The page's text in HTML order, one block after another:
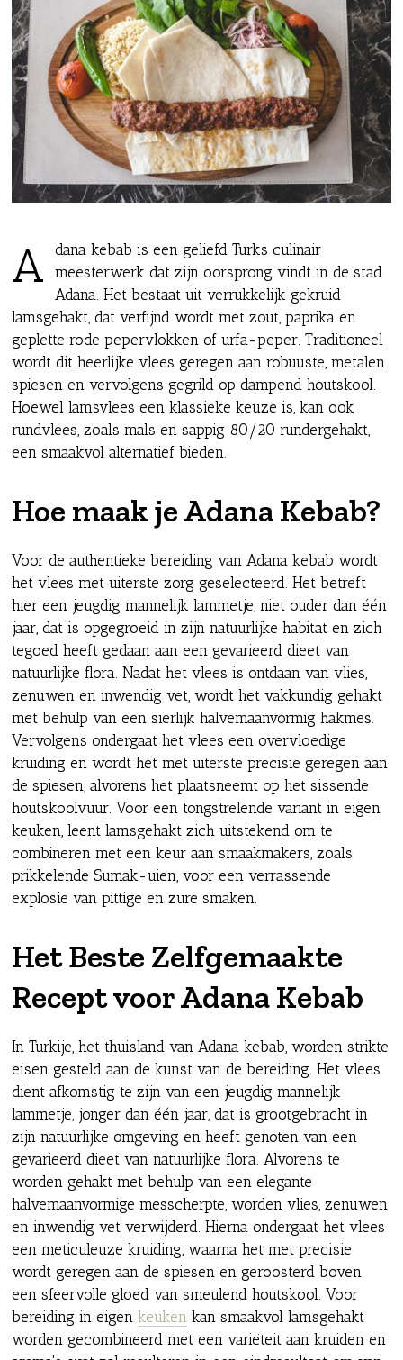
Adana kebab is een geliefd Turks culinair
meesterwerk dat zijn oorsprong vindt in de stad
Adana. Het bestaat uit verrukkelijk gekruid
lamsgehakt, dat verfijnd wordt met zout, paprika en
geplette rode pepervlokken of urfa-peper. Traditioneel
wordt dit heerlijke vlees geregen aan robuuste, metalen
spiesen en vervolgens gegrild op dampend houtskool.
Hoewel lamsvlees een klassieke keuze is, kan ook
rundvlees, zoals mals en sappig 80/20 rundergehakt,
een smaakvol alternatief bieden.
Hoe maak je Adana Kebab?
Voor de authentieke bereiding van Adana kebab wordt
het vlees met uiterste zorg geselecteerd. Het betreft
hier een jeugdig mannelijk lammetje, niet ouder dan één
jaar, dat is opgegroeid in zijn natuurlijke habitat en zich
tegoed heeft gedaan aan een gevarieerd dieet van
natuurlijke flora. Nadat het vlees is ontdaan van vlies,
zenuwen en inwendig vet, wordt het vakkundig gehakt
met behulp van een sierlijk halvemaanvormig hakmes.
Vervolgens ondergaat het vlees een overvloedige
kruiding en wordt het met uiterste precisie geregen aan
de spiesen, alvorens het plaatsneemt op het sissende
houtskoolvuur. Voor een tongstrelende variant in eigen
keuken, leent lamsgehakt zich uitstekend om te
combineren met een keur aan smaakmakers, zoals
prikkelende Sumak-uien, voor een verrassende
explosie van pittige en zure smaken.
Het Beste Zelfgemaakte
Recept voor Adana Kebab
In Turkije, het thuisland van Adana kebab, worden strikte
eisen gesteld aan de kunst van de bereiding. Het vlees
dient afkomstig te zijn van een jeugdig mannelijk
lammetje, jonger dan één jaar, dat is grootgebracht in
zijn natuurlijke omgeving en heeft genoten van een
gevarieerd dieet van natuurlijke flora. Alvorens te
worden gehakt met behulp van een elegante
halvemaanvormige messcherpte, worden vlies, zenuwen
en inwendig vet verwijderd. Hierna ondergaat het vlees
een meticuleuze kruiding, waarna het met precisie
wordt geregen aan de spiesen en geroosterd boven
een sfeervolle gloed van smeulend houtskool. Voor
bereiding in eigenkeuken kan smaakvol lamsgehakt
worden gecombineerd met een variëteit aan kruiden en